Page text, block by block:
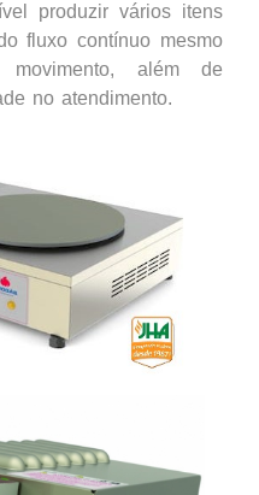
produzir vários itens
fluxo contínuo mesmo
além de
no atendimento.